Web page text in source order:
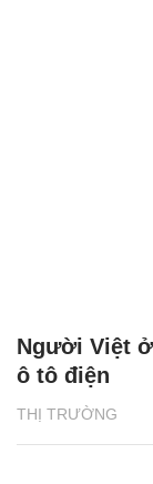
THỊ TRƯỜNG
Người Việt
ô tô điện